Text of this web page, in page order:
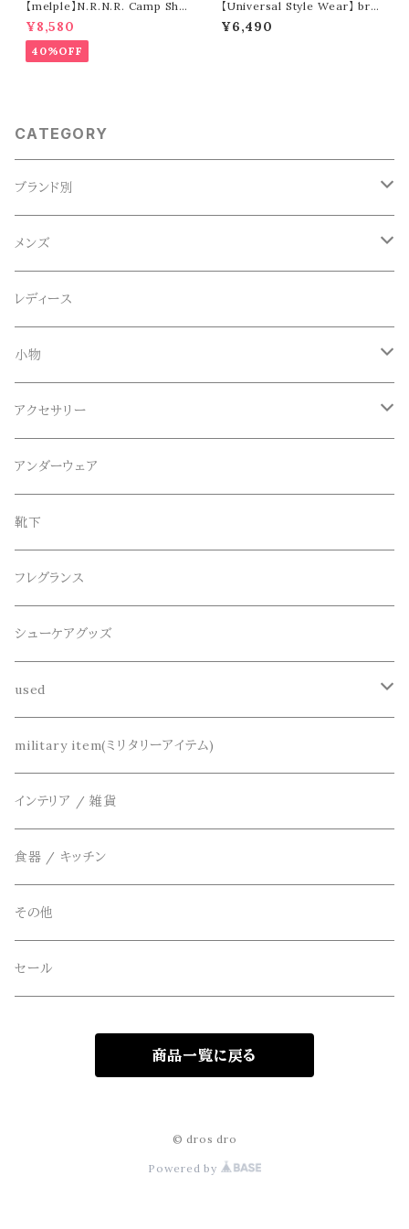
【melple】N.R.N.R. Camp Shir
t (black)
¥8,580
40%OFF
【Universal Style Wear】 bre
men tee (black)
¥6,490
CATEGORY
ブランド別
ACE SNKR(エーススニーカー)
Anapau,Seaing,ANAPAU UG
Blundstone(ブランドストーン)
CameOne(ケイムワン)
CANDY DESIGN&WORKS(CDW)
collonil(コロニル)
CountyComm(カウンティーコム)
decka(デカ)
dros dro(ドロスドロ)
DETAIL(ディティール)
THE FLAVOR DESIGN(ザ フレーバーデザイン)
FOB FACTORY(エフオービーファクトリー)
Four Seasons Garage(FSG)
freewaters(フリーウォータース)
GLOMA NAUTICA(グローマノーティカ)
メンズ
トップス
Tシャツ
ロンT
シャツ
カーディガン
ボトムス
ロング
ショート
セットアップ
シューズ
シューズ
サンダル
レディース
小物
帽子、マフラー、手袋
メガネ、サングラス
ベルト
腕時計
キーアクセサリー
財布、コインケース、マネークリップ
鞄
アクセサリー
リング
ブレスレット、バングル
ネックレス
アンダーウェア
靴下
フレグランス
シューケアグッズ
used
リメイク
アクセサリー
military item(ミリタリーアイテム)
インテリア / 雑貨
食器 / キッチン
その他
セール
商品一覧に戻る
© dros dro
Powered by